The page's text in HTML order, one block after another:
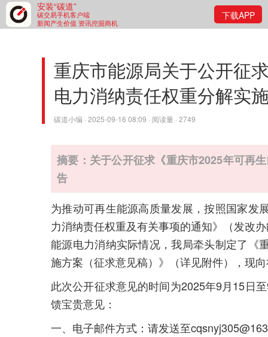
安装“碳道”
碳交易手机客户端
新闻产生价值 资讯挖掘商机
下载APP
重庆市能源局关于公开征
电力消纳责任权重分解实
碳道小编 · 2025-09-16 08:09 · 阅读量 · 2749
摘要：关于公开征求《重庆市2025年可再
告
为推动可再生能源高质量发展，按照国家发
力消纳责任权重及有关事项的通知》（发改
能源电力消纳实际情况，我局牵头制定了《
施方案（征求意见稿）》（详见附件），现
此次公开征求意见的时间为2025年9月15日
馈宝贵意见：
一、电子邮件方式：请发送至